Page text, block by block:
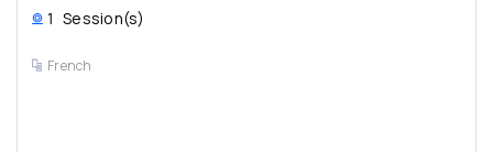
1 Session(s)
French